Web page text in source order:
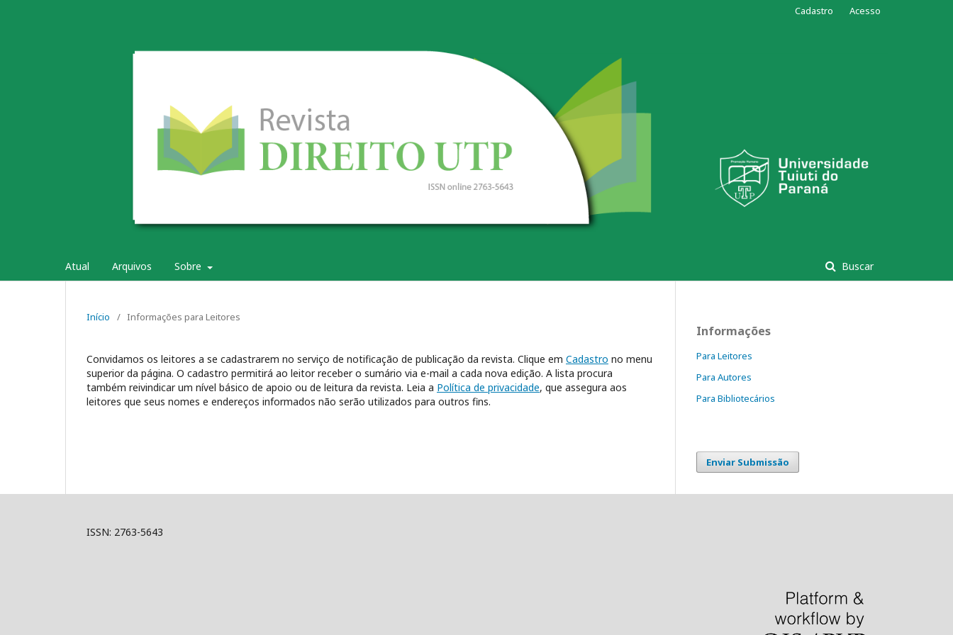
Atual Arquivos Sobre Buscar
Cadastro Acesso
Início / Informações para Leitores
Convidamos os leitores a se cadastrarem no serviço de notificação de publicação da revista. Clique em Cadastro no menu
superior da página. O cadastro permitirá ao leitor receber o sumário via e-mail a cada nova edição. A lista procura
também reivindicar um nível básico de apoio ou de leitura da revista. Leia a Política de privacidade, que assegura aos
leitores que seus nomes e endereços informados não serão utilizados para outros fins.
Informações
Para Leitores
Para Autores
Para Bibliotecários
Enviar Submissão
ISSN: 2763-5643